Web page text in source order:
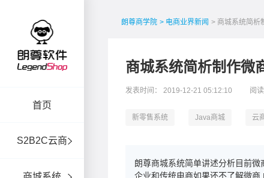
首页
S2B2C云商
朗尊商学院 > 电商业界新闻 > 商城系统简析
商城系统简析制作微
发表时间： 2019-12-21 05:12:10 阅
新零售系统 Java商城 云
朗尊商城系统简单讲述分析目前
企业和传统电商如果还不了解微商